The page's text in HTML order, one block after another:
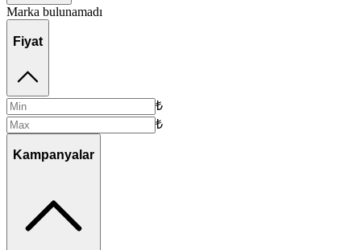
Marka bulunamadı
Fiyat
₺
₺
Kampanyalar